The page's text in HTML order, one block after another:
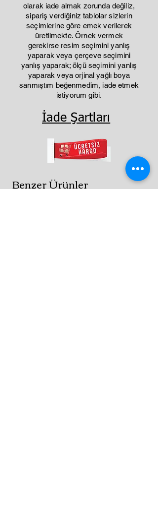
olarak iade almak zorunda değiliz,
sipariş verdiğiniz tablolar sizlerin
seçimlerine göre emek verilerek
üretilmekte. Örnek vermek
gerekirse resim seçimini yanlış
yaparak veya çerçeve seçimini
yanlış yaparak; ölçü seçimini yanlış
yaparak veya orjinal yağlı boya
sanmıştım beğenmedim, iade etmek
istiyorum gibi.
İade Şartları
Benzer Ürünler